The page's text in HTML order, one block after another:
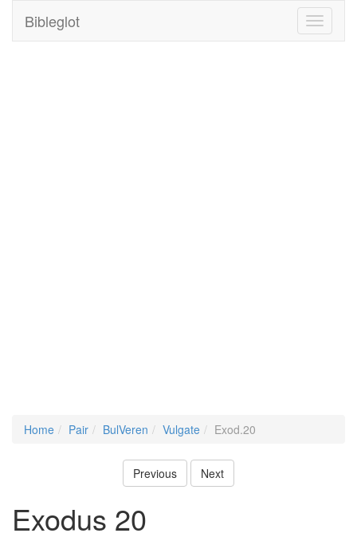
Toggle
Bibleglot
Home Pair BulVeren Vulgate Exod.20
Previous Next
Exodus 20